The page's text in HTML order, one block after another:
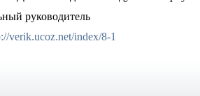
руководитель
verik.ucoz.net/index/8-1